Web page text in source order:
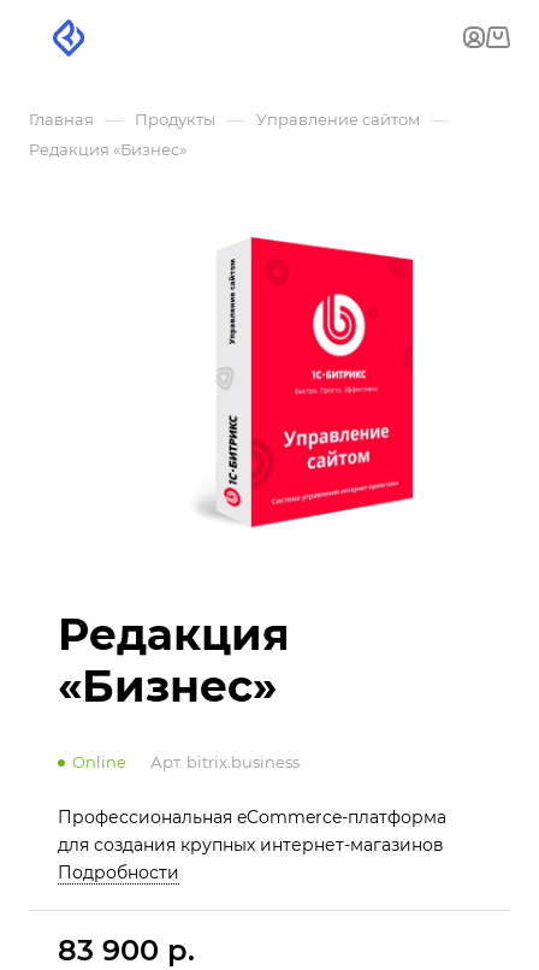
Главная — Продукты — Управление сайтом —
Редакция «Бизнес»
Редакция
«Бизнес»
Online Арт. bitrix.business
Профессиональная eCommerce-платформа
для создания крупных интернет-магазинов
Подробности
83 900 р.